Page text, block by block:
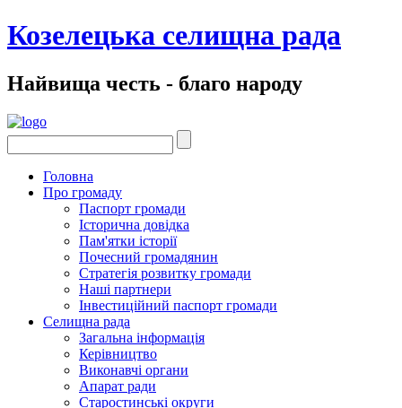
Козелецька селищна рада
Найвища честь - благо народу
Головна
Про громаду
Паспорт громади
Історична довідка
Пам'ятки історії
Почесний громадянин
Стратегія розвитку громади
Наші партнери
Інвестиційний паспорт громади
Селищна рада
Загальна інформація
Керівництво
Виконавчі органи
Апарат ради
Старостинські округи